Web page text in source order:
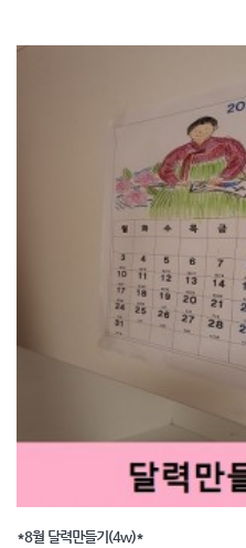
*8월 달력만들기(4w)*